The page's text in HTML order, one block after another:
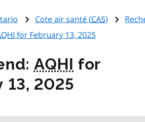
Cote air santé (CAS)
for February 13, 2025
AQHI for
13, 2025